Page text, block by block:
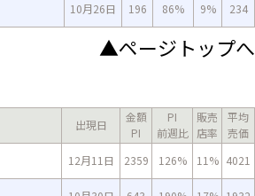
10月26日 196 86% 9% 234
▲ページトップへ
出現日
金額
PI
PI
前週比
販売
店率
平均
売価
12月11日
2359 126% 11% 4021